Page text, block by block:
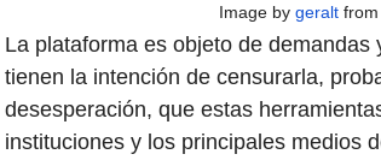
Image by geraltfrom
La plataforma es objeto de
tienen la intención de censurarla,
desesperación, que estas
instituciones y los principales medios